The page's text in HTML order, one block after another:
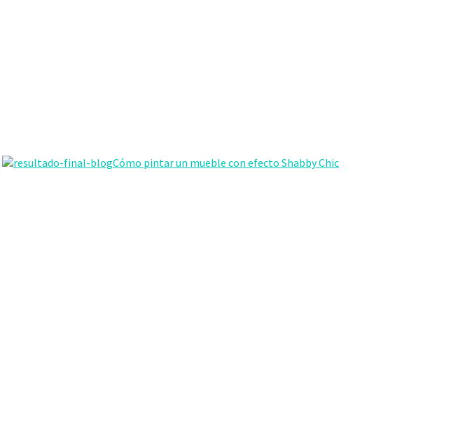
Cómo pintar un mueble con efecto Shabby Chic